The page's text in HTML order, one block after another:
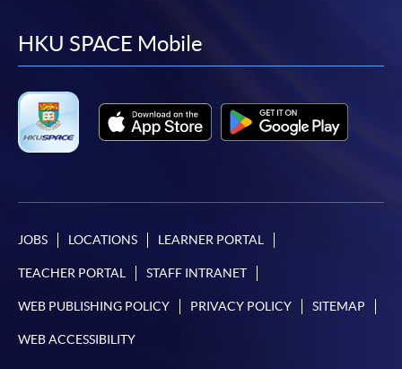
facebook
youtube
linkedin
HKU SPACE Mobile
JOBS LOCATIONS LEARNER PORTAL
TEACHER PORTAL STAFF INTRANET
WEB PUBLISHING POLICY PRIVACY POLICY SITEMAP
WEB ACCESSIBILITY